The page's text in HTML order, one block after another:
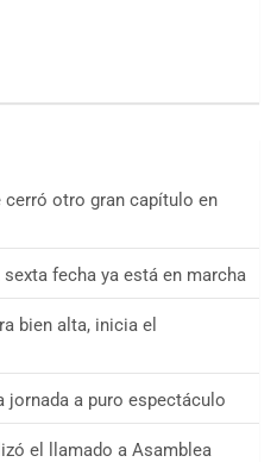
cerró otro gran capítulo en
sexta fecha ya está en marcha
bien alta, inicia el
jornada a puro espectáculo
el llamado a Asamblea